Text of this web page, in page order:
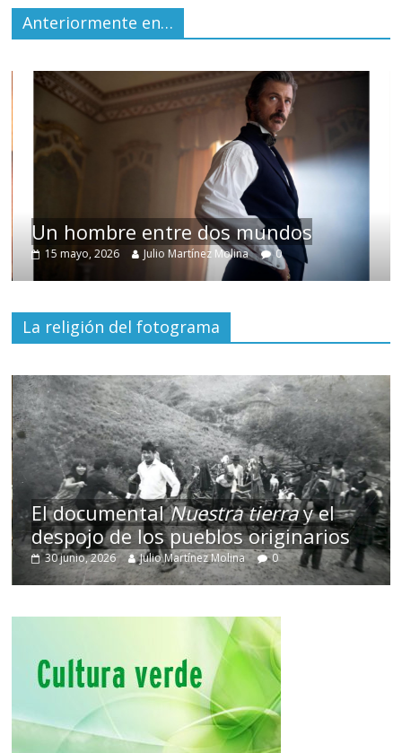
Anteriormente en…
Un hombre entre dos mundos
15 mayo, 2026 Julio Martínez Molina 0
La religión del fotograma
El documentalNuestra tierray el
despojo de los pueblos originarios
30 junio, 2026 Julio Martínez Molina 0